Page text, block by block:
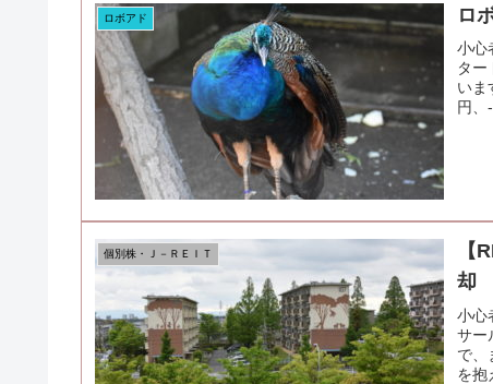
ロボアド ロ
小心
ター
いま
円、
個別株・Ｊ－ＲＥＩＴ
【
却
小心
サー
で、
を抱